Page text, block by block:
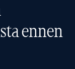
ennen